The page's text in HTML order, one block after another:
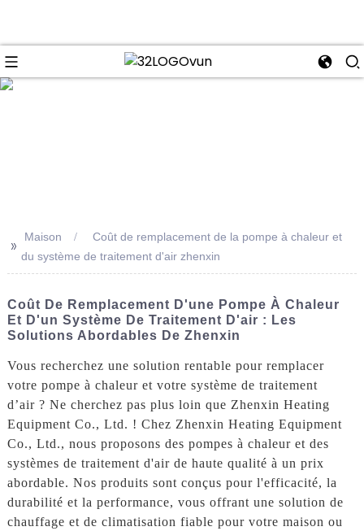
>> Maison
Coût de remplacement de la pompe à chaleur et
du système de traitement d'air zhenxin
Coût De Remplacement D'une Pompe À Chaleur
Et D'un Système De Traitement D'air : Les
Solutions Abordables De Zhenxin
Vous recherchez une solution rentable pour remplacer
votre pompe à chaleur et votre système de traitement
d’air ? Ne cherchez pas plus loin que Zhenxin Heating
Equipment Co., Ltd. ! Chez Zhenxin Heating Equipment
Co., Ltd., nous proposons des pompes à chaleur et des
systèmes de traitement d'air de haute qualité à un prix
abordable. Nos produits sont conçus pour l'efficacité, la
durabilité et la performance, vous offrant une solution de
chauffage et de climatisation fiable pour votre maison ou